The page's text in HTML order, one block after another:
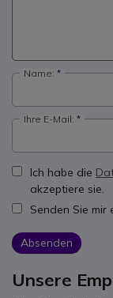
Name:
Ihre E-Mail:
Ich habe die
akzeptiere sie.
Senden Sie mir
Absenden
Unsere